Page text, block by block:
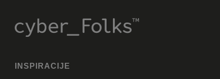
INSPIRACIJE